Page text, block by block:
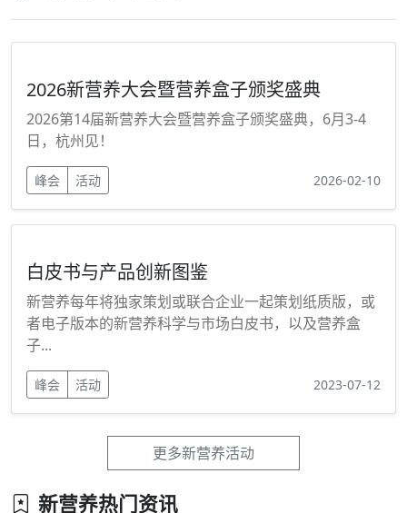
2026新营养大会暨营养盒子颁奖盛典
2026第14届新营养大会暨营养盒子颁奖盛典，6月3-4
日，杭州见！
峰会 活动 2026-02-10
白皮书与产品创新图鉴
新营养每年将独家策划或联合企业一起策划纸质版，或
者电子版本的新营养科学与市场白皮书，以及营养盒
子...
峰会 活动 2023-07-12
更多新营养活动
新营养热门资讯